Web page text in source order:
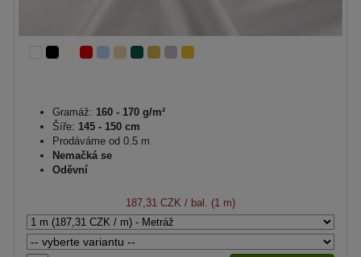
Gramáž: 160 - 170 g/m²
Šíře: 145 - 150 cm
Prodáváme od 0.5 m
Nemačká se
Oděvní
187,31 CZK / bal. (1 m)